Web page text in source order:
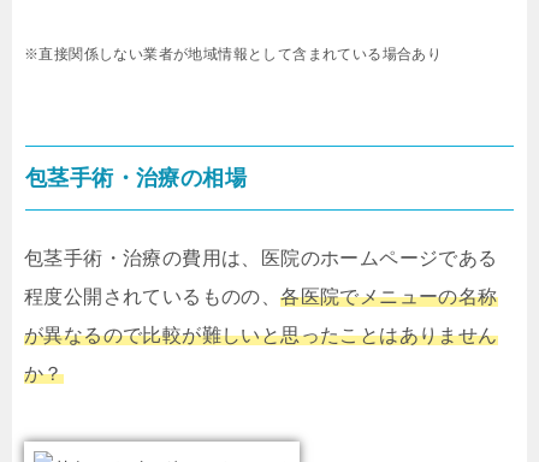
※直接関係しない業者が地域情報として含まれている場合あり
包茎手術・治療の相場
包茎手術・治療の費用は、医院のホームページである
程度公開されているものの、各医院でメニューの名称
が異なるので比較が難しいと思ったことはありません
か？